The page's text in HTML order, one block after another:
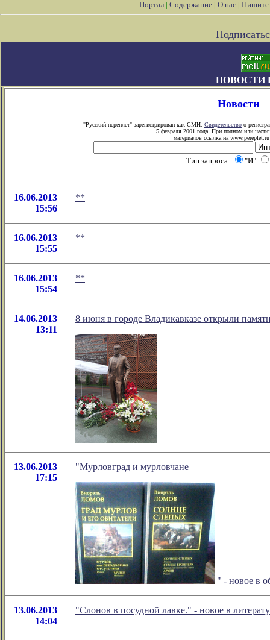
Портал| Содержание| О нас| Пишите
НОВОСТИ
Новости
"Русский переплет" зарегистрирован как СМИ. Свидетельство о
5 февраля 2001 года. При полном или
материалов ссылка на www.pereplet.ru
Тип запроса: "И"
16.06.2013
15:56
**
16.06.2013
15:55
**
16.06.2013
15:54
**
14.06.2013
13:11
8 июня в городе Владикавказе открыли
13.06.2013
17:15
"Мурловград и мурловчане
" - новое в
13.06.2013
14:04
"Слонов в посудной лавке." - новое в